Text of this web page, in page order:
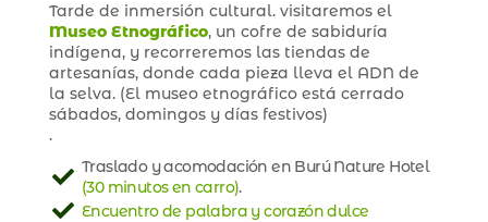
Tarde de inmersión cultural. visitaremos el
Museo Etnográfico, un cofre de sabiduría
indígena, y recorreremos las tiendas de
artesanías, donde cada pieza lleva el ADN de
la selva. (El museo etnográfico está cerrado
sábados, domingos y días festivos)
.
Traslado y acomodación en Burú Nature Hotel
(30 minutos en carro).
Encuentro de palabra y corazón dulce